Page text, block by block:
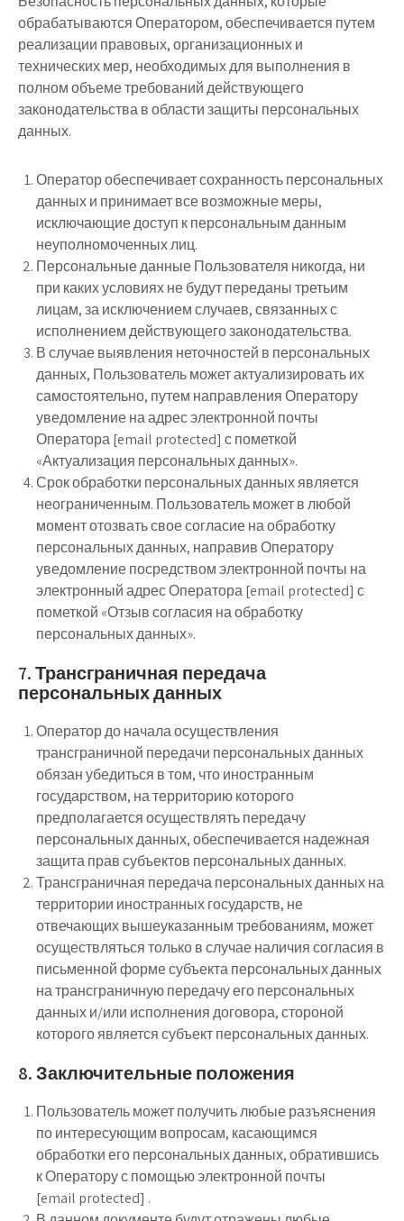
обрабатываются Оператором, обеспечивается путем
реализации правовых, организационных и
технических мер, необходимых для выполнения в
полном объеме требований действующего
законодательства в области защиты персональных
данных.
Оператор обеспечивает сохранность персональных
данных и принимает все возможные меры,
исключающие доступ к персональным данным
неуполномоченных лиц.
Персональные данные Пользователя никогда, ни
при каких условиях не будут переданы третьим
лицам, за исключением случаев, связанных с
исполнением действующего законодательства.
В случае выявления неточностей в персональных
данных, Пользователь может актуализировать их
самостоятельно, путем направления Оператору
уведомление на адрес электронной почты
Оператора [email protected] с пометкой
«Актуализация персональных данных».
Срок обработки персональных данных является
неограниченным. Пользователь может в любой
момент отозвать свое согласие на обработку
персональных данных, направив Оператору
уведомление посредством электронной почты на
электронный адрес Оператора [email protected] с
пометкой «Отзыв согласия на обработку
персональных данных».
7. Трансграничная передача
персональных данных
Оператор до начала осуществления
трансграничной передачи персональных данных
обязан убедиться в том, что иностранным
государством, на территорию которого
предполагается осуществлять передачу
персональных данных, обеспечивается надежная
защита прав субъектов персональных данных.
Трансграничная передача персональных данных на
территории иностранных государств, не
отвечающих вышеуказанным требованиям, может
осуществляться только в случае наличия согласия в
письменной форме субъекта персональных данных
на трансграничную передачу его персональных
данных и/или исполнения договора, стороной
которого является субъект персональных данных.
8. Заключительные положения
Пользователь может получить любые разъяснения
по интересующим вопросам, касающимся
обработки его персональных данных, обратившись
к Оператору с помощью электронной почты
[email protected] .